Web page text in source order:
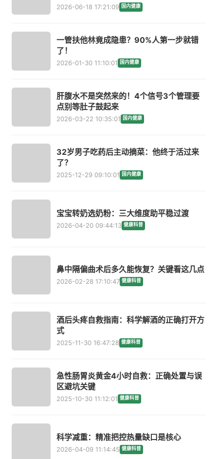
2026-06-18 17:21:09 国内健康
一管扶他林竟成隐患？90%人第一步就错
了！
2026-01-30 11:10:01 国内健康
肝腹水不是突然来的！4个信号3个管理要
点别等肚子鼓起来
2026-03-22 10:35:01 国内健康
32岁男子吃药后主动摘菜：他终于活过来
了？
2025-12-29 09:10:01 国内健康
宝宝转奶选奶粉：三大维度助平稳过渡
2026-04-20 09:44:13 健康科普
鼻中隔偏曲术后多久能恢复？关键看这几点
2026-02-28 17:10:47 健康科普
酒后头疼自救指南：科学解酒的正确打开方
式
2025-11-30 16:47:28 健康科普
急性肠胃炎黄金4小时自救：正确处置与误
区避坑关键
2025-10-30 11:12:01 健康科普
科学减重：精准把控热量缺口是核心
2026-04-09 11:14:45 健康科普